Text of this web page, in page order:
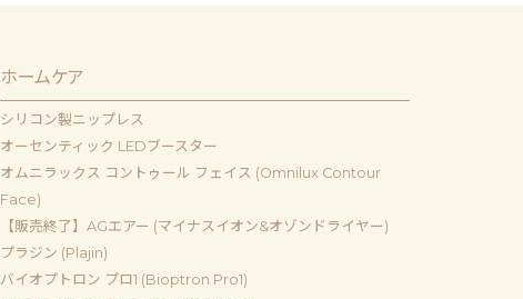
ホームケア
シリコン製ニップレス
オーセンティック LEDブースター
オムニラックス コントゥール フェイス (Omnilux Contour
Face)
【販売終了】AGエアー (マイナスイオン&オゾンドライヤー)
プラジン (Plajin)
バイオプトロン プロ1 (Bioptron Pro1)